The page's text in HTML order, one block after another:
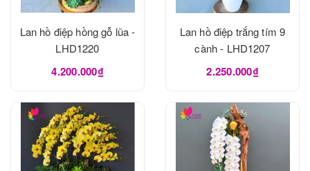
Lan hồ điệp hồng gỗ lũa -
LHD1220
4.200.000₫
Lan hồ điệp trắng tím 9
cành - LHD1207
2.250.000₫